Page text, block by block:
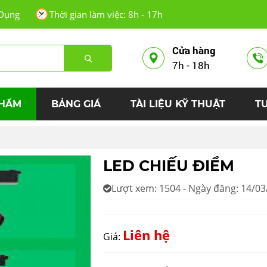
Thời gian làm việc: 8h - 17h
Cửa hàng
7h - 18h
BẢNG GIÁ TÀI LIỆU KỸ THUẬT
LED CHIẾU ĐIỂM
Lượt xem: 1504 - Ngày đăng: 14/
Giá: Liên hệ